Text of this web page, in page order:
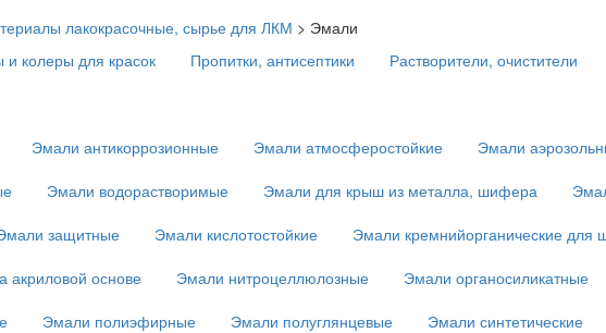
лакокрасочные, сырье для ЛКМ > Эмали
и колеры для красок Пропитки, антисептики
Растворители, очистители
Эмали антикоррозионные Эмали атмосферостойкие
Эмали
Эмали водорастворимые Эмали для крыш из металла, шифера
защитные Эмали кислотостойкие
Эмали кремнийорганические для
акриловой основе Эмали нитроцеллюлозные
Эмали органосиликатные
Эмали полиэфирные Эмали полуглянцевые
Эмали синтетические